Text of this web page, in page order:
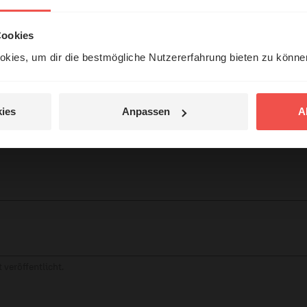
um dir die bestmögliche Nutzererfahrung bieten zu
Anpassen
mit Gott ...
Jetzt Geschichten